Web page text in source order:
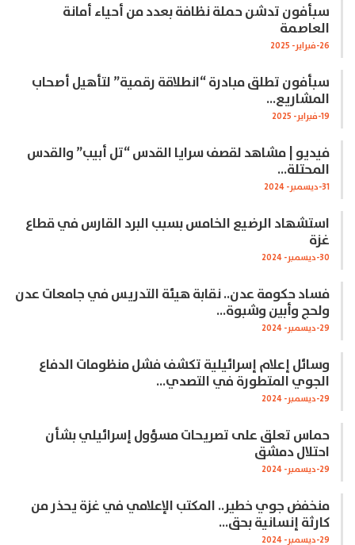
سبأفون تدشن حملة نظافة بعدد من أحياء أمانة
العاصمة
26-فبراير- 2025
سبأفون تطلق مبادرة “انطلاقة رقمية” لتأهيل أصحاب
المشاريع…
19-فبراير- 2025
فيديو | مشاهد لقصف سرايا القدس “تل أبيب” والقدس
المحتلة…
31-ديسمبر- 2024
استشهاد الرضيع الخامس بسبب البرد القارس في قطاع
غزة
30-ديسمبر- 2024
فساد حكومة عدن.. نقابة هيئة التدريس في جامعات عدن
ولحج وأبين وشبوة…
29-ديسمبر- 2024
وسائل إعلام إسرائيلية تكشف فشل منظومات الدفاع
الجوي المتطورة في التصدي…
29-ديسمبر- 2024
حماس تعلق على تصريحات مسؤول إسرائيلي بشأن
احتلال دمشق
29-ديسمبر- 2024
منخفض جوي خطير.. المكتب الإعلامي في غزة يحذر من
كارثة إنسانية بحق…
29-ديسمبر- 2024